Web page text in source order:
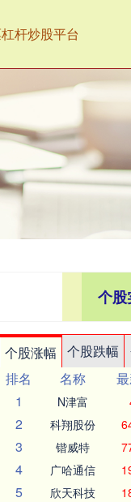
杆炒股平台
个
个股涨幅 个股跌幅
排名
名称
1
N津富
2 科翔股份
3 锴威特
4 广哈通信
5 欣天科技